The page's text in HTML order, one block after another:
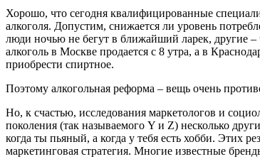
Хорошо, что сегодня квалифицированные
алкоголя. Допустим, снижается ли уровень
люди ночью не бегут в ближайший ларек, другие –
алкоголь в Москве продается с 8 утра, а в
приобрести спиртное.
Поэтому алкогольная реформа – вещь очень
Но, к счастью, исследования маркетологов и
поколения (так называемого Y и Z) несколько
когда ты пьяный, а когда у тебя есть хобби. Этих
маркетинговая стратегия. Многие известные